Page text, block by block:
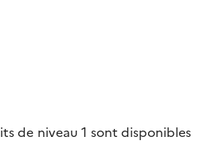
de niveau 1 sont disponibles